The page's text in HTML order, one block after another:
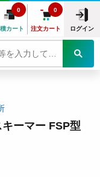
カート
0
注文カート
0
ログイン
ーマー FSP型